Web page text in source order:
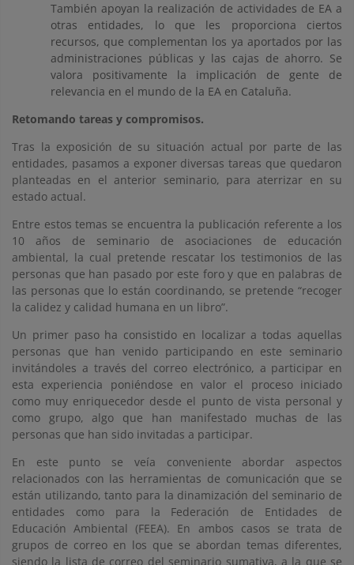
También apoyan la realización de actividades de EA a
otras entidades, lo que les proporciona ciertos
recursos, que complementan los ya aportados por las
administraciones públicas y las cajas de ahorro. Se
valora positivamente la implicación de gente de
relevancia en el mundo de la EA en Cataluña.
Retomando tareas y compromisos.
Tras la exposición de su situación actual por parte de las
entidades, pasamos a exponer diversas tareas que quedaron
planteadas en el anterior seminario, para aterrizar en su
estado actual.
Entre estos temas se encuentra la publicación referente a los
10 años de seminario de asociaciones de educación
ambiental, la cual pretende rescatar los testimonios de las
personas que han pasado por este foro y que en palabras de
las personas que lo están coordinando, se pretende “recoger
la calidez y calidad humana en un libro”.
Un primer paso ha consistido en localizar a todas aquellas
personas que han venido participando en este seminario
invitándoles a través del correo electrónico, a participar en
esta experiencia poniéndose en valor el proceso iniciado
como muy enriquecedor desde el punto de vista personal y
como grupo, algo que han manifestado muchas de las
personas que han sido invitadas a participar.
En este punto se veía conveniente abordar aspectos
relacionados con las herramientas de comunicación que se
están utilizando, tanto para la dinamización del seminario de
entidades como para la Federación de Entidades de
Educación Ambiental (FEEA). En ambos casos se trata de
grupos de correo en los que se abordan temas diferentes,
siendo la lista de correo del seminario sumativa, a la que se